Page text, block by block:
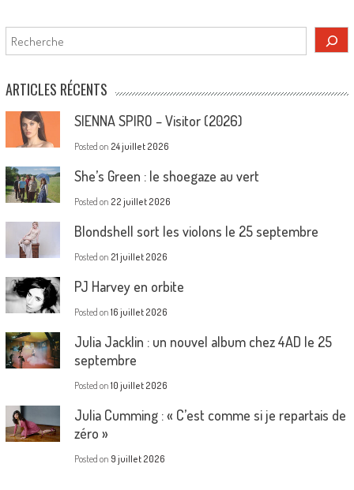
Rechercher
ARTICLES RÉCENTS
SIENNA SPIRO – Visitor (2026)
Posted on 24 juillet 2026
She’s Green : le shoegaze au vert
Posted on 22 juillet 2026
Blondshell sort les violons le 25 septembre
Posted on 21 juillet 2026
PJ Harvey en orbite
Posted on 16 juillet 2026
Julia Jacklin : un nouvel album chez 4AD le 25
septembre
Posted on 10 juillet 2026
Julia Cumming : « C’est comme si je repartais de
zéro »
Posted on 9 juillet 2026